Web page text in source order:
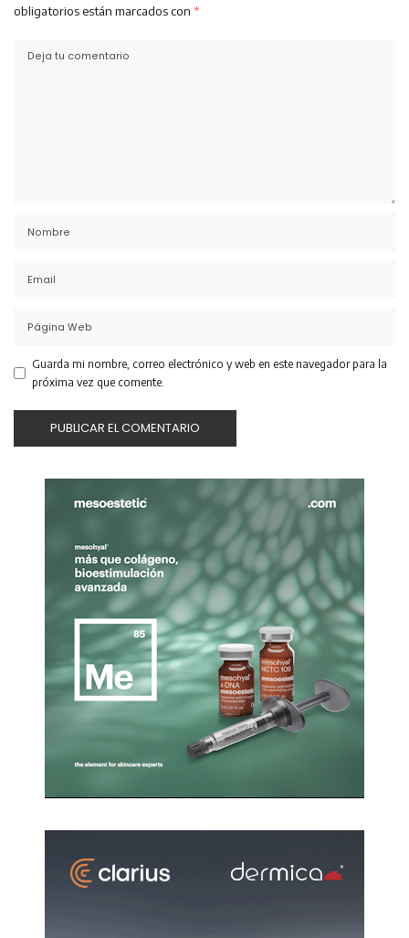
obligatorios están marcados con *
Guarda mi nombre, correo electrónico y web en este navegador para la
próxima vez que comente.